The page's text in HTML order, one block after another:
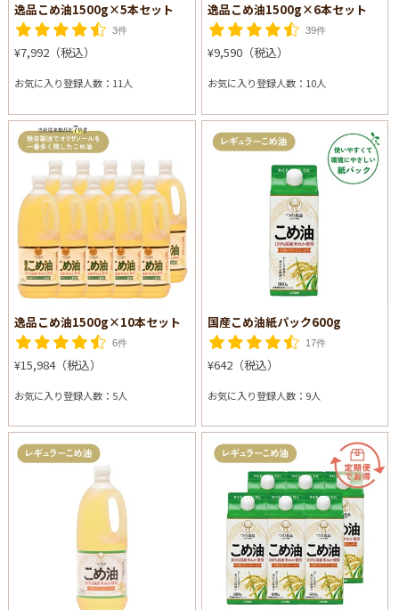
逸品こめ油1500g×5本セット
3件
¥7,992（税込）
お気に入り登録人数：11人
逸品こめ油1500g×6本セット
39件
¥9,590（税込）
お気に入り登録人数：10人
逸品こめ油1500g×10本セット
6件
¥15,984（税込）
お気に入り登録人数：5人
国産こめ油紙パック600g
17件
¥642（税込）
お気に入り登録人数：9人